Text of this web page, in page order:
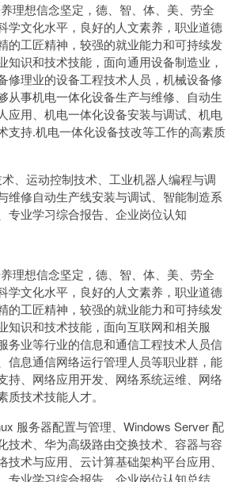
理想信念坚定，德、智、体、美、劳全
学文化水平，良好的人文素养，职业道德
的工匠精神，较强的就业能力和可持续发
知识和技术技能，面向通用设备制造业，
修理业的设备工程技术人员，机械设备修
从事机电一体化设备生产与维修、自动生
应用、机电一体化设备安装与调试、机电
支持.机电一体化设备技改等工作的高素质
、运动控制技术、工业机器人编程与调
维修自动生产线安装与调试、智能制造系
专业学习综合报告、企业岗位认知
理想信念坚定，德、智、体、美、劳全
学文化水平，良好的人文素养，职业道德
的工匠精神，较强的就业能力和可持续发
知识和技术技能，面向互联网和相关服
务业等行业的信息和通信工程技术人员信
信息通信网络运行管理人员等职业群，能
持、网络应用开发、网络系统运维、网络
技术技能人才。
服务器配置与管理、Windows Server 配
技术、华为高级路由交换技术、容器与容
技术与应用、云计算基础架构平台应用、
专业学习综合报告、企业岗位认知总结、